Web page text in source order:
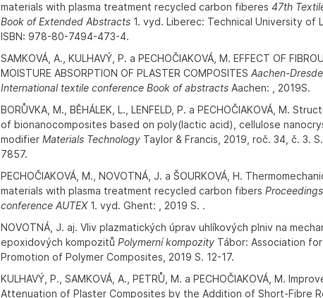
materials with plasma treatment recycled carbon fiberes 47th
Book of Extended Abstracts 1. vyd. Liberec: Technical University of
ISBN: 978-80-7494-473-4.
SAMKOVÁ, A., KULHAVÝ, P. a PECHOČIAKOVÁ, M. EFFECT OF
MOISTURE ABSORPTION OF PLASTER COMPOSITES Aachen-
International textile conference Book of abstracts Aachen: , 2019S.
BORŮVKA, M., BĚHÁLEK, L., LENFELD, P. a PECHOČIAKOVÁ, M.
of bionanocomposites based on poly(lactic acid), cellulose
modifier Materials Technology Taylor & Francis, 2019, roč. 34, č. 3.
7857.
PECHOČIAKOVÁ, M., NOVOTNÁ, J. a ŠOURKOVÁ, H.
materials with plasma treatment recycled carbon fibers
conference AUTEX1. vyd. Ghent: , 2019 S. .
NOVOTNÁ, J. aj. Vliv plazmatických úprav uhlíkových plniv na
epoxidových kompozitů Polymerní kompozity Tábor: Association
Promotion of Polymer Composites, 2019 S. 12-17.
KULHAVÝ, P., SAMKOVÁ, A., PETRŮ, M. a PECHOČIAKOVÁ, M.
Attenuation of Plaster Composites by the Addition of Short-Fibre